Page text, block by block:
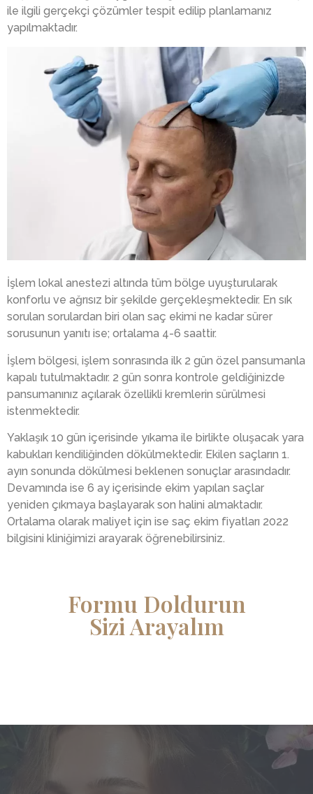
ile ilgili gerçekçi çözümler tespit edilip planlamanız
yapılmaktadır.
İşlem lokal anestezi altında tüm bölge uyuşturularak
konforlu ve ağrısız bir şekilde gerçekleşmektedir. En sık
sorulan sorulardan biri olan saç ekimi ne kadar sürer
sorusunun yanıtı ise; ortalama 4-6 saattir.
İşlem bölgesi, işlem sonrasında ilk 2 gün özel pansumanla
kapalı tutulmaktadır. 2 gün sonra kontrole geldiğinizde
pansumanınız açılarak özellikli kremlerin sürülmesi
istenmektedir.
Yaklaşık 10 gün içerisinde yıkama ile birlikte oluşacak yara
kabukları kendiliğinden dökülmektedir. Ekilen saçların 1.
ayın sonunda dökülmesi beklenen sonuçlar arasındadır.
Devamında ise 6 ay içerisinde ekim yapılan saçlar
yeniden çıkmaya başlayarak son halini almaktadır.
Ortalama olarak maliyet için ise saç ekim fiyatları 2022
bilgisini kliniğimizi arayarak öğrenebilirsiniz.
Formu Doldurun
Sizi Arayalım